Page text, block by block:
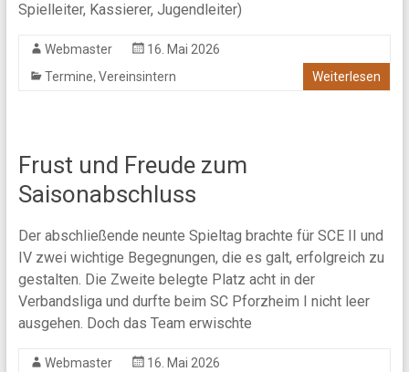
Spielleiter, Kassierer, Jugendleiter)
Webmaster
16. Mai 2026
Termine, Vereinsintern Weiterlesen
Frust und Freude zum
Saisonabschluss
Der abschließende neunte Spieltag brachte für SCE II und
IV zwei wichtige Begegnungen, die es galt, erfolgreich zu
gestalten. Die Zweite belegte Platz acht in der
Verbandsliga und durfte beim SC Pforzheim I nicht leer
ausgehen. Doch das Team erwischte
Webmaster
16. Mai 2026